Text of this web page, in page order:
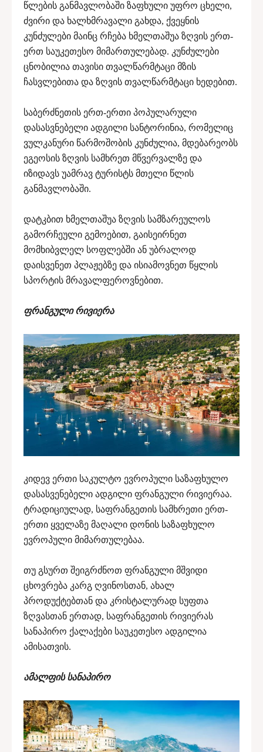
წლების განმავლობაში ზაფხული უფრო ცხელი,
ძვირი და ხალხმრავალი გახდა, ქვეყნის
კუნძულები მაინც რჩება ხმელთაშუა ზღვის ერთ-
ერთ საუკეთესო მიმართულებად. კუნძულები
ცნობილია თავისი თვალწარმტაცი მზის
ჩასვლებითა და ზღვის თვალწარმტაცი ხედებით.
საბერძნეთის ერთ-ერთი პოპულარული
დასასვნებელი ადგილი სანტორინია, რომელიც
ვულკანური წარმოშობის კუნძულია, მდებარეობს
ეგეოსის ზღვის სამხრეთ მწვერვალზე და
იზიდავს უამრავ ტურისტს მთელი წლის
განმავლობაში.
დატკბით ხმელთაშუა ზღვის სამზარეულოს
გამორჩეული გემოებით, გაისეირნეთ
მომხიბვლელ სოფლებში ან უბრალოდ
დაისვენეთ პლაჟებზე და ისიამოვნეთ წყლის
სპორტის მრავალფეროვნებით.
ფრანგული რივიერა
კიდევ ერთი საკულტო ევროპული საზაფხულო
დასასვენებელი ადგილი ფრანგული რივიერაა.
ტრადიციულად, საფრანგეთის სამხრეთი ერთ-
ერთი ყველაზე მაღალი დონის საზაფხულო
ევროპული მიმართულებაა.
თუ გსურთ შეიგრძნოთ ფრანგული მშვიდი
ცხოვრება კარგ ღვინოსთან, ახალ
პროდუქტებთან და კრისტალურად სუფთა
ზღვასთან ერთად, საფრანგეთის რივიერას
სანაპირო ქალაქები საუკეთესო ადგილია
ამისათვის.
ამალფის სანაპირო